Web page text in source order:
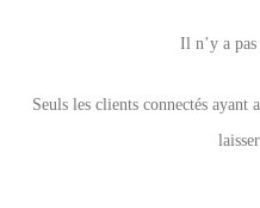
A
Il n’y a pas
Seuls les clients connectés